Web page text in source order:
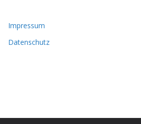
n
Impressum
Datenschutz